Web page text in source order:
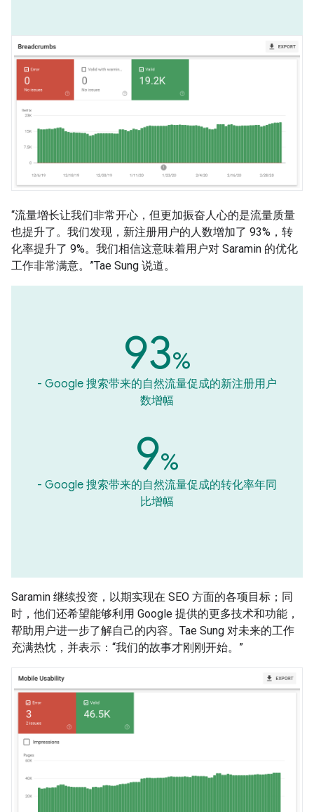
“流量增长让我们非常开心，但更加振奋人心的是流量质量
也提升了。我们发现，新注册用户的人数增加了 93%，转
化率提升了 9%。我们相信这意味着用户对 Saramin 的优化
工作非常满意。”Tae Sung 说道。
93%
- Google 搜索带来的自然流量促成的新注册用户
数增幅
9%
- Google 搜索带来的自然流量促成的转化率年同
比增幅
Saramin 继续投资，以期实现在 SEO 方面的各项目标；同
时，他们还希望能够利用 Google 提供的更多技术和功能，
帮助用户进一步了解自己的内容。Tae Sung 对未来的工作
充满热忱，并表示：“我们的故事才刚刚开始。”